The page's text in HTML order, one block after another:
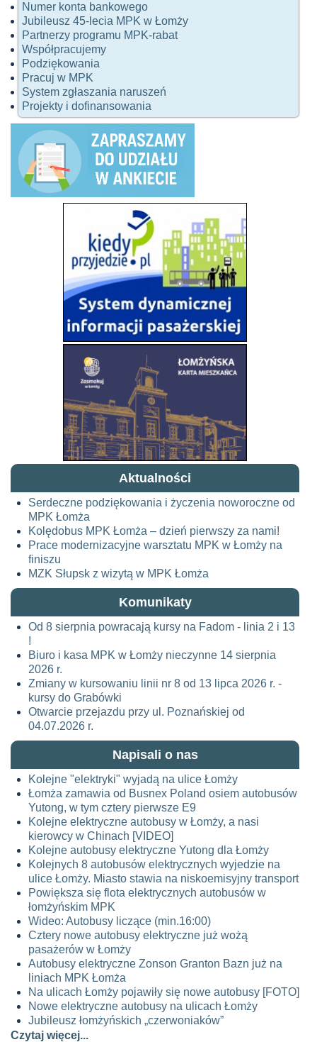
Numer konta bankowego
Jubileusz 45-lecia MPK w Łomży
Partnerzy programu MPK-rabat
Współpracujemy
Podziękowania
Pracuj w MPK
System zgłaszania naruszeń
Projekty i dofinansowania
Aktualności
Serdeczne podziękowania i życzenia noworoczne od
MPK Łomża
Kolędobus MPK Łomża – dzień pierwszy za nami!
Prace modernizacyjne warsztatu MPK w Łomży na
finiszu
MZK Słupsk z wizytą w MPK Łomża
Komunikaty
Od 8 sierpnia powracają kursy na Fadom - linia 2 i 13
!
Biuro i kasa MPK w Łomży nieczynne 14 sierpnia
2026 r.
Zmiany w kursowaniu linii nr 8 od 13 lipca 2026 r. -
kursy do Grabówki
Otwarcie przejazdu przy ul. Poznańskiej od
04.07.2026 r.
Napisali o nas
Kolejne "elektryki" wyjadą na ulice Łomży
Łomża zamawia od Busnex Poland osiem autobusów
Yutong, w tym cztery pierwsze E9
Kolejne elektryczne autobusy w Łomży, a nasi
kierowcy w Chinach [VIDEO]
Kolejne autobusy elektryczne Yutong dla Łomży
Kolejnych 8 autobusów elektrycznych wyjedzie na
ulice Łomży. Miasto stawia na niskoemisyjny transport
Powiększa się flota elektrycznych autobusów w
łomżyńskim MPK
Wideo: Autobusy liczące (min.16:00)
Cztery nowe autobusy elektryczne już wożą
pasażerów w Łomży
Autobusy elektryczne Zonson Granton Bazn już na
liniach MPK Łomża
Na ulicach Łomży pojawiły się nowe autobusy [FOTO]
Nowe elektryczne autobusy na ulicach Łomży
Jubileusz łomżyńskich „czerwoniaków”
Czytaj więcej...